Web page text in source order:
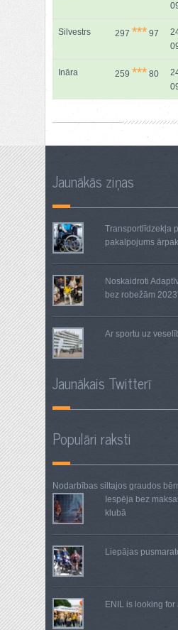
Silvestrs 297 *** 97
Ināra 259 *** 80
Jaunākās ziņas
Transportlīdzekļa
pakalpojums
Noskaidroti
bez robežām
Ar sportu uz
Jaunākais Twitterī
Populāri raksti
Nodarbības siltajos graudos
Iespēja bez
klubā
Liepājas
ENIL is looking